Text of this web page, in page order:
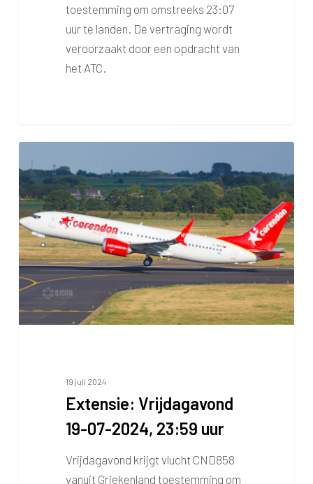
toestemming om omstreeks 23:07
uur te landen. De vertraging wordt
veroorzaakt door een opdracht van
het ATC.
19 juli 2024
Extensie: Vrijdagavond
19-07-2024, 23:59 uur
Vrijdagavond krijgt vlucht CND858
vanuit Griekenland toestemming om